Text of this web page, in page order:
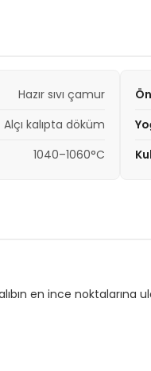
Hazır sıvı çamur
Alçı kalıpta döküm
1040–1060°C
en ince